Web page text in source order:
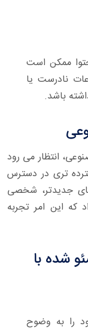
ممکن است
نادرست یا
باشد.
انتظار می رود
تری در دسترس
جدیدتر، شخصی
که این امر تجربه
شده با
را به وضوح